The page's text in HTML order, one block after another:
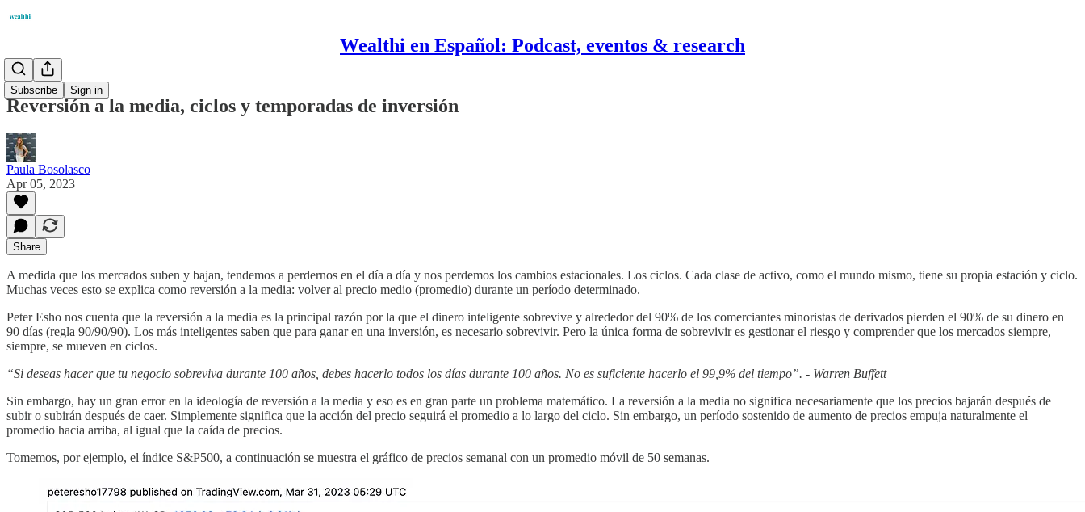
Wealthi en Español: Podcast, eventos & research
Subscribe Sign in
Research
Reversión a la media, ciclos y temporadas de inversión
Paula Bosolasco
Apr 05, 2023
Share
A medida que los mercados suben y bajan, tendemos a perdernos en el día a día y nos perdemos los cambios estacionales. Los ciclos. Cada clase de activo, como el mundo mismo, tiene su propia estación y ciclo.
Muchas veces esto se explica como reversión a la media: volver al precio medio (promedio) durante un período determinado.
Peter Esho nos cuenta que la reversión a la media es la principal razón por la que el dinero inteligente sobrevive y alrededor del 90% de los comerciantes minoristas de derivados pierden el 90% de su dinero en
90 días (regla 90/90/90). Los más inteligentes saben que para ganar en una inversión, es necesario sobrevivir. Pero la única forma de sobrevivir es gestionar el riesgo y comprender que los mercados siempre,
siempre, se mueven en ciclos.
“Si deseas hacer que tu negocio sobreviva durante 100 años, debes hacerlo todos los días durante 100 años. No es suficiente hacerlo el 99,9% del tiempo”. - Warren Buffett
Sin embargo, hay un gran error en la ideología de reversión a la media y eso es en gran parte un problema matemático. La reversión a la media no significa necesariamente que los precios bajarán después de
subir o subirán después de caer. Simplemente significa que la acción del precio seguirá el promedio a lo largo del ciclo. Sin embargo, un período sostenido de aumento de precios empuja naturalmente el
promedio hacia arriba, al igual que la caída de precios.
Tomemos, por ejemplo, el índice S&P500, a continuación se muestra el gráfico de precios semanal con un promedio móvil de 50 semanas.